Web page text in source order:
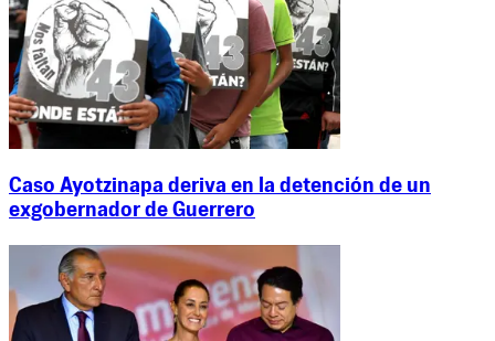
Caso Ayotzinapa deriva en la detención de un
exgobernador de Guerrero